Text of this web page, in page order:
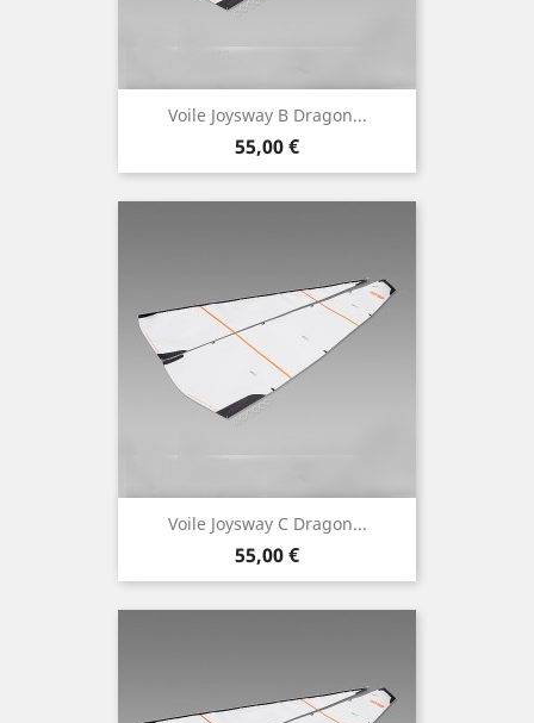
Voile Joysway B Dragon...
Prix
55,00 €
Voile Joysway C Dragon...
Prix
55,00 €